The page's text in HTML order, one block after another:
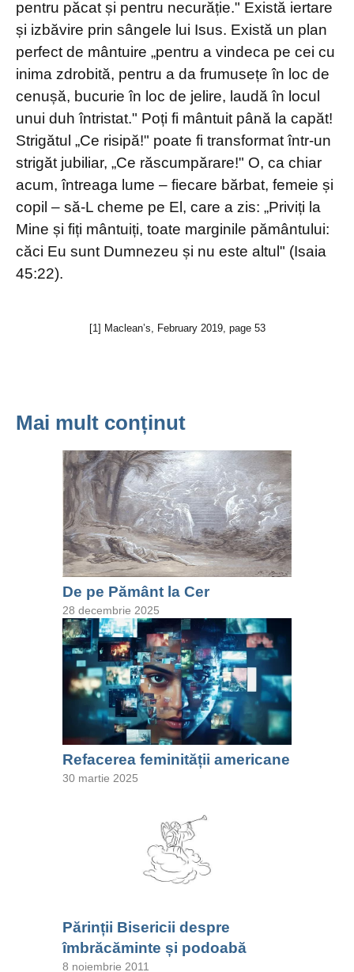
pentru păcat și pentru necurăție." Există iertare
și izbăvire prin sângele lui Isus. Există un plan
perfect de mântuire „pentru a vindeca pe cei cu
inima zdrobită, pentru a da frumusețe în loc de
cenușă, bucurie în loc de jelire, laudă în locul
unui duh întristat." Poți fi mântuit până la capăt!
Strigătul „Ce risipă!" poate fi transformat într-un
strigăt jubiliar, „Ce răscumpărare!" O, ca chiar
acum, întreaga lume – fiecare bărbat, femeie și
copil – să-L cheme pe El, care a zis: „Priviți la
Mine și fiți mântuiți, toate marginile pământului:
căci Eu sunt Dumnezeu și nu este altul" (Isaia
45:22).
[1] Maclean’s, February 2019, page 53
Mai mult conținut
De pe Pământ la Cer
28 decembrie 2025
Refacerea feminității americane
30 martie 2025
Părinții Bisericii despre
îmbrăcăminte și podoabă
8 noiembrie 2011